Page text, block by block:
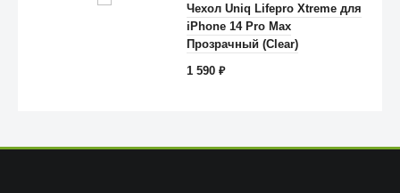
Чехол Uniq Lifepro Xtreme для
iPhone 14 Pro Max
Прозрачный (Clear)
1 590₽